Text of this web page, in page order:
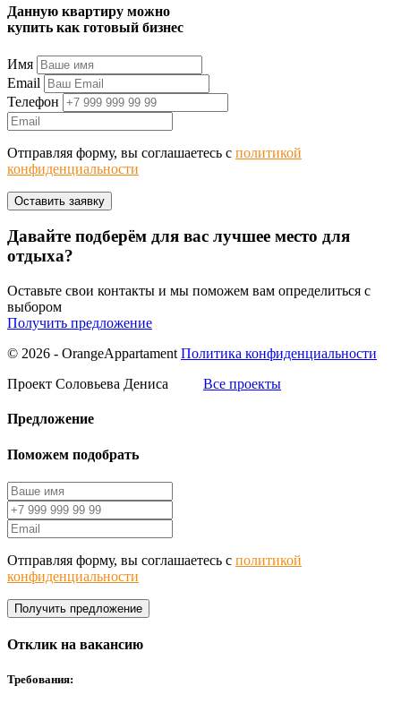
Данную квартиру можно
купить как готовый бизнес
Имя
Email
Телефон
Отправляя форму, вы соглашаетесь с политикой
конфиденциальности
Давайте подберём для вас лучшее место для
отдыха?
Оставьте свои контакты и мы поможем вам определиться с
выбором
Получить предложение
© 2026 - OrangeAppartament Политика конфиденциальности
Проект Соловьева Дениса
Все проекты
Предложение
Поможем подобрать
Отправляя форму, вы соглашаетесь с политикой
конфиденциальности
Получить предложение
Отклик на вакансию
Требования: